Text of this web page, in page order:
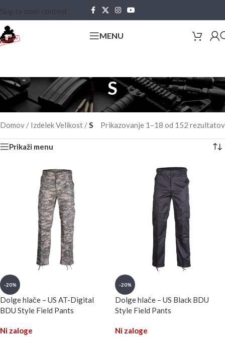
Skip to main content
MENU
S
Domov / Izdelek Velikost /S Prikazovanje 1–18 od 152 rezultatov
Prikaži menu
-20%
Dolge hlače – US AT-Digital
BDU Style Field Pants
Ni zaloge
-20%
Dolge hlače – US Black BDU
Style Field Pants
Ni zaloge